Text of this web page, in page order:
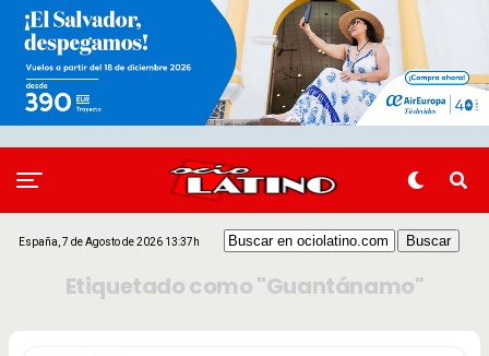
España, 7 de Agosto de 2026 13:37h
Etiquetado como "Guantánamo"